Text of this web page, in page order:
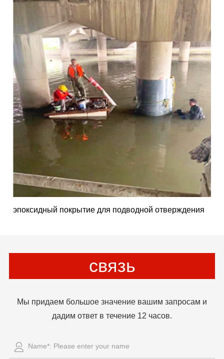
эпоксидный покрытие для подводной отверждения
связь
Мы придаем большое значение вашим запросам и
дадим ответ в течение 12 часов.